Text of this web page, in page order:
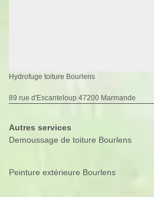
Hydrofuge toiture Bourlens
89 rue d'Escanteloup 47200 Marmande
Autres services
Demoussage de toiture Bourlens
Peinture extérieure Bourlens